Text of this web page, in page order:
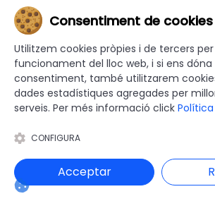
Turisme
Altres Canals
canalandorra.ad
© 2012-2026 Ajuntaments de
Avís Legal |Política
Política de Cookies|
Consentiment de cookies
Utilitzem cookies pròpies i de tercers
funcionament del lloc web, i si ens dóna
consentiment, també utilitzarem
dades estadístiques agregades per
serveis. Per més informació click
CONFIGURA
Acceptar